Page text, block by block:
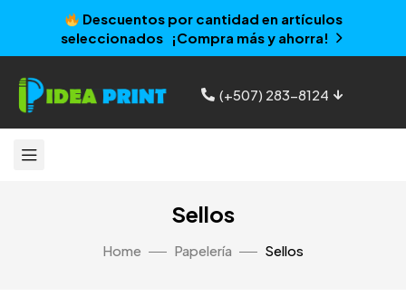
Descuentos por cantidad en artículos
seleccionados ¡Compra más y ahorra!
(+507) 283-8124
Sellos
Home Papelería Sellos